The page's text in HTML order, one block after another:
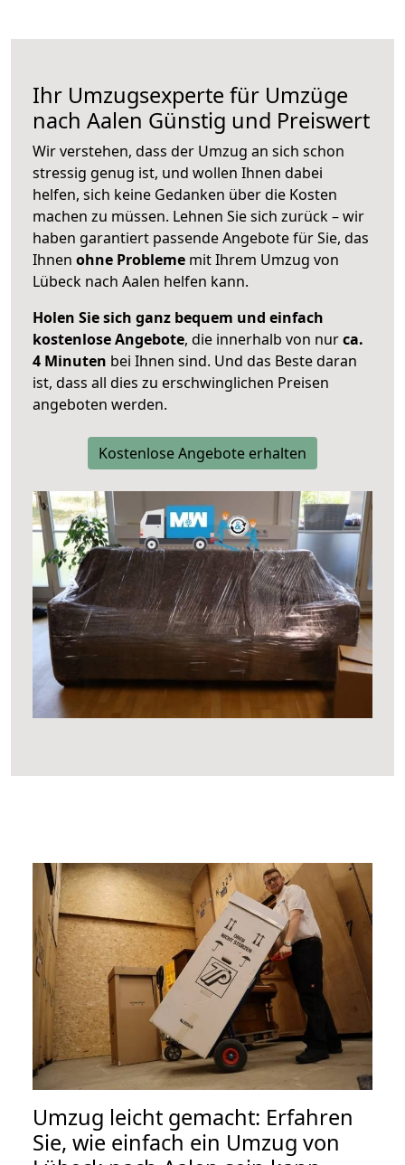
Ihr Umzugsexperte für Umzüge
nach Aalen Günstig und Preiswert
Wir verstehen, dass der Umzug an sich schon
stressig genug ist, und wollen Ihnen dabei
helfen, sich keine Gedanken über die Kosten
machen zu müssen. Lehnen Sie sich zurück – wir
haben garantiert passende Angebote für Sie, das
Ihnen ohne Probleme mit Ihrem Umzug von
Lübeck nach Aalen helfen kann.
Holen Sie sich ganz bequem und einfach
kostenlose Angebote, die innerhalb von nurca.
4 Minuten bei Ihnen sind. Und das Beste daran
ist, dass all dies zu erschwinglichen Preisen
angeboten werden.
Kostenlose Angebote erhalten
Umzug leicht gemacht: Erfahren
Sie, wie einfach ein Umzug von